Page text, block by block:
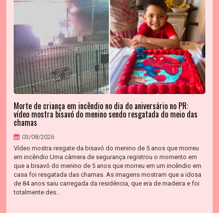
Morte de criança em incêndio no dia do aniversário no PR:
vídeo mostra bisavó do menino sendo resgatada do meio das
chamas
03/08/2026
Vídeo mostra resgate da bisavó do menino de 5 anos que morreu
em incêndio Uma câmera de segurança registrou o momento em
que a bisavó do menino de 5 anos que morreu em um incêndio em
casa foi resgatada das chamas. As imagens mostram que a idosa
de 84 anos saiu carregada da residência, que era de madeira e foi
totalmente des...